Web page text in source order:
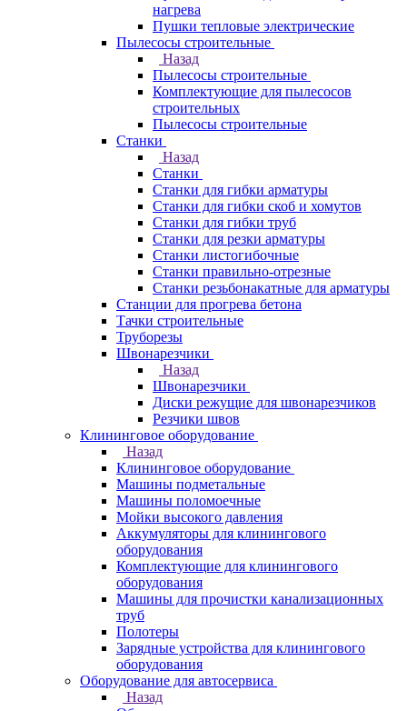
нагрева
Пушки тепловые электрические
Пылесосы строительные
Назад
Пылесосы строительные
Комплектующие для пылесосов
строительных
Пылесосы строительные
Станки
Назад
Станки
Станки для гибки арматуры
Станки для гибки скоб и хомутов
Станки для гибки труб
Станки для резки арматуры
Станки листогибочные
Станки правильно-отрезные
Станки резьбонакатные для арматуры
Станции для прогрева бетона
Тачки строительные
Труборезы
Швонарезчики
Назад
Швонарезчики
Диски режущие для швонарезчиков
Резчики швов
Клининговое оборудование
Назад
Клининговое оборудование
Машины подметальные
Машины поломоечные
Мойки высокого давления
Аккумуляторы для клинингового
оборудования
Комплектующие для клинингового
оборудования
Машины для прочистки канализационных
труб
Полотеры
Зарядные устройства для клинингового
оборудования
Оборудование для автосервиса
Назад